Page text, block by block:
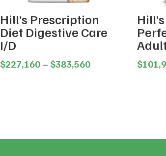
Hill’s Prescription
Diet Digestive Care
I/D
$227,160 – $383,560Price
$